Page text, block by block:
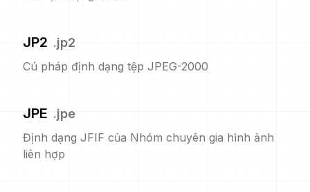
JP2 .jp2
Cú pháp định dạng tệp JPEG-2000
JPE .jpe
Định dạng JFIF của Nhóm chuyên gia hình ảnh
liên hợp